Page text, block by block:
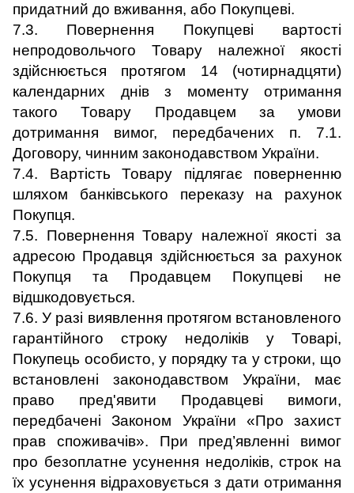
придатний до вживання, або Покупцеві.
7.3. Повернення Покупцеві вартості
непродовольчого Товару належної якості
здійснюється протягом 14 (чотирнадцяти)
календарних днів з моменту отримання
такого Товару Продавцем за умови
дотримання вимог, передбачених п. 7.1.
Договору, чинним законодавством України.
7.4. Вартість Товару підлягає поверненню
шляхом банківського переказу на рахунок
Покупця.
7.5. Повернення Товару належної якості за
адресою Продавця здійснюється за рахунок
Покупця та Продавцем Покупцеві не
відшкодовується.
7.6. У разі виявлення протягом встановленого
гарантійного строку недоліків у Товарі,
Покупець особисто, у порядку та у строки, що
встановлені законодавством України, має
право пред'явити Продавцеві вимоги,
передбачені Законом України «Про захист
прав споживачів». При пред’явленні вимог
про безоплатне усунення недоліків, строк на
їх усунення відраховується з дати отримання